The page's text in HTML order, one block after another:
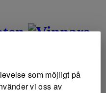
som möjligt på
vi oss av